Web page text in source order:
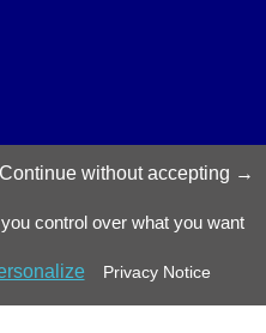
Luxinnovation. All Rights
Continue without accepting
control over what you want
Privacy Notice